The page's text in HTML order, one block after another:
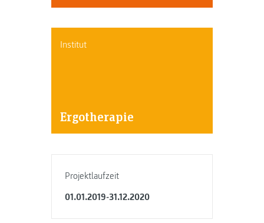
Institut
Ergotherapie
Projektlaufzeit
01.01.2019-31.12.2020